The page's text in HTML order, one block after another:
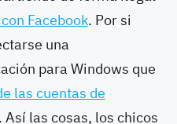
Facebook. Por si
una
para Windows que
las cuentas de
. Así las cosas, los chicos